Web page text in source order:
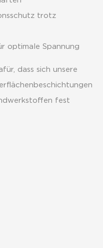
trotz
optimale Spannung
dass sich unsere
fest